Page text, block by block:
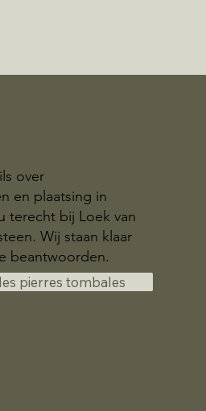
over
en plaatsing in
terecht bij Loek van
Wij staan klaar
beantwoorden.
pierres tombales